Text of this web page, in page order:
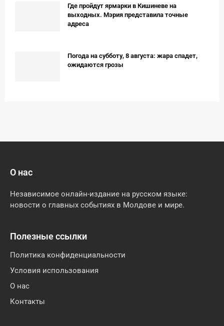
Где пройдут ярмарки в Кишиневе на
выходных. Мэрия представила точные
адреса
Погода на субботу, 8 августа: жара спадет,
ожидаются грозы
О нас
Независимое онлайн-издание на русском языке:
новости о главных событиях в Молдове и мире.
Полезные ссылки
Политика конфиденциальности
Условия использования
О нас
Контакты